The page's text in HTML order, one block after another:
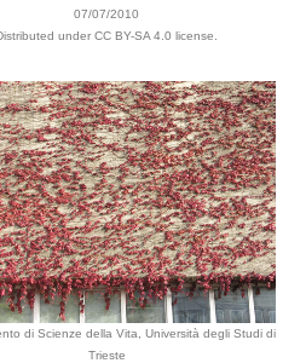
07/07/2010
under CC BY-SA 4.0 license.
di Scienze della Vita, Università degli Studi di
Trieste